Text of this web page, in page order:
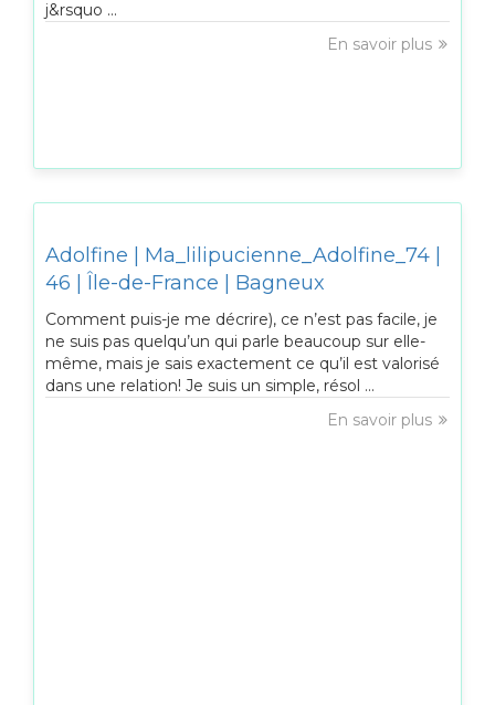
j&rsquo ...
En savoir plus
Adolfine | Ma_lilipucienne_Adolfine_74 |
46 | Île-de-France | Bagneux
Comment puis-je me décrire), ce n’est pas facile, je
ne suis pas quelqu’un qui parle beaucoup sur elle-
même, mais je sais exactement ce qu’il est valorisé
dans une relation! Je suis un simple, résol ...
En savoir plus